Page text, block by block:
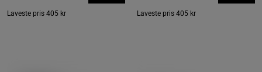
Laveste pris 405 kr Laveste pris 405 kr